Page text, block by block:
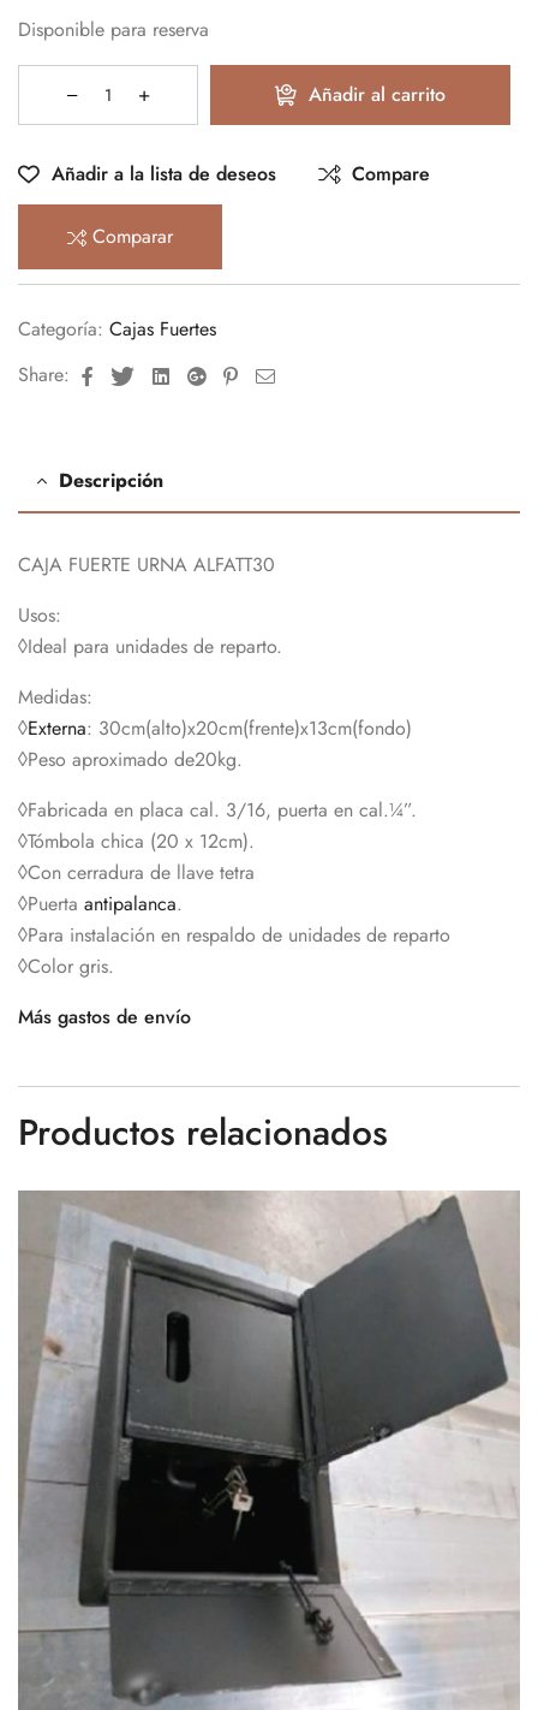
Disponible para reserva
Añadir al carrito
Añadir a la lista de deseos Compare
Comparar
Categoría: Cajas Fuertes
Share:
FacebookTwitterLinkedinGoogle+Pinterest
Email
Descripción
CAJA FUERTE URNA ALFATT30
Usos:
◊Ideal para unidades de reparto.
Medidas:
◊Externa: 30cm(alto)x20cm(frente)x13cm(fondo)
◊Peso aproximado de20kg.
◊Fabricada en placa cal. 3/16, puerta en cal.¼”.
◊Tómbola chica (20 x 12cm).
◊Con cerradura de llave tetra
◊Puerta antipalanca.
◊Para instalación en respaldo de unidades de reparto
◊Color gris.
Más gastos de envío
Productos relacionados